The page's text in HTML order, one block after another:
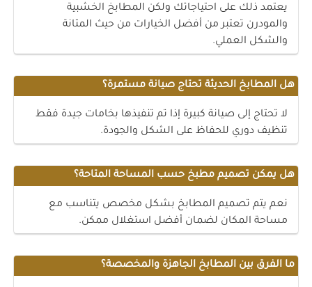
يعتمد ذلك على احتياجاتك ولكن المطابخ الخشبية
والمودرن تعتبر من أفضل الخيارات من حيث المتانة
والشكل العملي.
هل المطابخ الحديثة تحتاج صيانة مستمرة؟
لا تحتاج إلى صيانة كبيرة إذا تم تنفيذها بخامات جيدة فقط
تنظيف دوري للحفاظ على الشكل والجودة.
هل يمكن تصميم مطبخ حسب المساحة المتاحة؟
نعم يتم تصميم المطابخ بشكل مخصص يتناسب مع
مساحة المكان لضمان أفضل استغلال ممكن.
ما الفرق بين المطابخ الجاهزة والمخصصة؟